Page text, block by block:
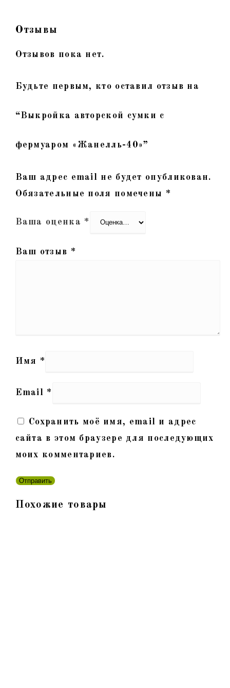
Отзывы
Отзывов пока нет.
Будьте первым, кто оставил отзыв на
“Выкройка авторской сумки с
фермуаром «Жанелль-40»”
Ваш адрес email не будет опубликован.
Обязательные поля помечены *
Ваша оценка *
Ваш отзыв *
Имя *
Email *
Сохранить моё имя, email и адрес
сайта в этом браузере для последующих
моих комментариев.
Похожие товары